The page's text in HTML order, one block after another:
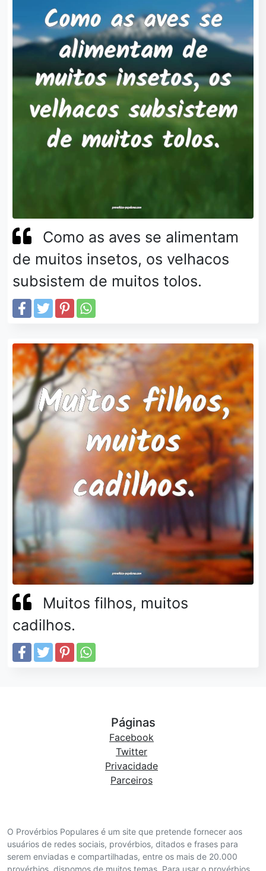
Como as aves se alimentam
de muitos insetos, os velhacos
subsistem de muitos tolos.
Muitos filhos, muitos
cadilhos.
O Provérbios Populares é um site que pretende fornecer aos
usuários de redes sociais, provérbios, ditados e frases para
serem enviadas e compartilhadas, entre os mais de 20.000
provérbios, dispomos de muitos temas. Para usar o provérbios
Páginas
Facebook
Twitter
Privacidade
Parceiros